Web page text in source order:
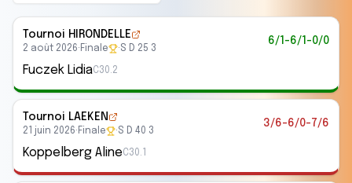
Tournoi HIRONDELLE
2 août 2026· Finale ·S D 25 3
6/1-6/1-0/0
Fuczek LidiaC30.2
Tournoi LAEKEN
21 juin 2026· Finale ·S D 40 3
3/6-6/0-7/6
Koppelberg AlineC30.1